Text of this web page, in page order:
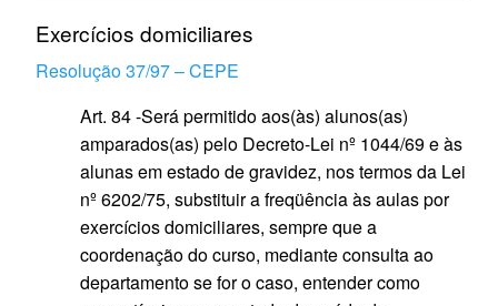
Exercícios domiciliares
Resolução 37/97 – CEPE
Art. 84 -Será permitido aos(às) alunos(as)
amparados(as) pelo Decreto-Lei nº 1044/69 e às
alunas em estado de gravidez, nos termos da Lei
nº 6202/75, substituir a freqüência às aulas por
exercícios domiciliares, sempre que a
coordenação do curso, mediante consulta ao
departamento se for o caso, entender como